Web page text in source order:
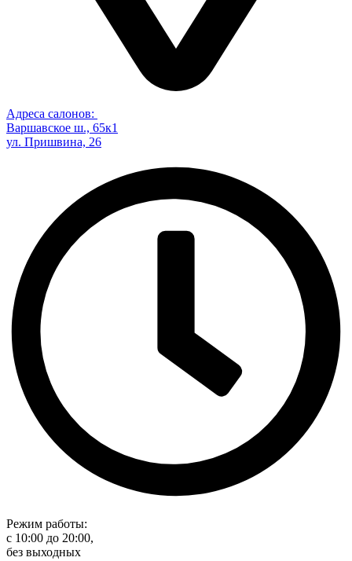
Адреса салонов:
Варшавское ш., 65к1
ул. Пришвина, 26
Режим работы:
с 10:00 до 20:00,
без выходных